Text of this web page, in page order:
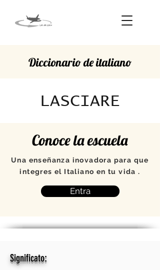
Diccionario de italiano
LASCIARE
Conoce la escuela
Una enseñanza inovadora para que
integres el Italiano en tu vida .
Entra
Significato: